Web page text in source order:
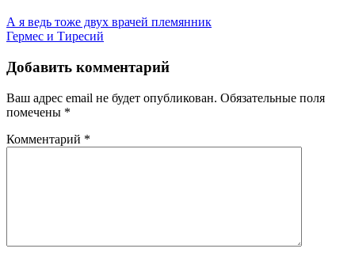
А я ведь тоже двух врачей племянник
Гермес и Тиресий
Добавить комментарий
Ваш адрес email не будет опубликован. Обязательные поля
помечены *
Комментарий *